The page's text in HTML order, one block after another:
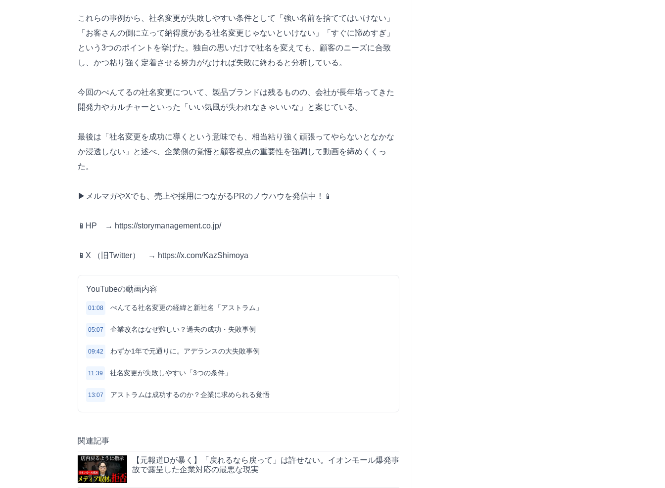
これらの事例から、社名変更が失敗しやすい条件として「強い名前を捨ててはいけない」
「お客さんの側に立って納得度がある社名変更じゃないといけない」「すぐに諦めすぎ」
という3つのポイントを挙げた。独自の思いだけで社名を変えても、顧客のニーズに合致
し、かつ粘り強く定着させる努力がなければ失敗に終わると分析している。
今回のぺんてるの社名変更について、製品ブランドは残るものの、会社が長年培ってきた
開発力やカルチャーといった「いい気風が失われなきゃいいな」と案じている。
最後は「社名変更を成功に導くという意味でも、相当粘り強く頑張ってやらないとなかな
か浸透しない」と述べ、企業側の覚悟と顧客視点の重要性を強調して動画を締めくくっ
た。
▶メルマガやXでも、売上や採用につながるPRのノウハウを発信中！📱
📱HP → https://storymanagement.co.jp/
📱X （旧Twitter） → https://x.com/KazShimoya
YouTubeの動画内容
01:08 ぺんてる社名変更の経緯と新社名「アストラム」
05:07 企業改名はなぜ難しい？過去の成功・失敗事例
09:42 わずか1年で元通りに。アデランスの大失敗事例
11:39 社名変更が失敗しやすい「3つの条件」
13:07 アストラムは成功するのか？企業に求められる覚悟
関連記事
【元報道Dが暴く】「戻れるなら戻って」は許せない。イオンモール爆発事
故で露呈した企業対応の最悪な現実